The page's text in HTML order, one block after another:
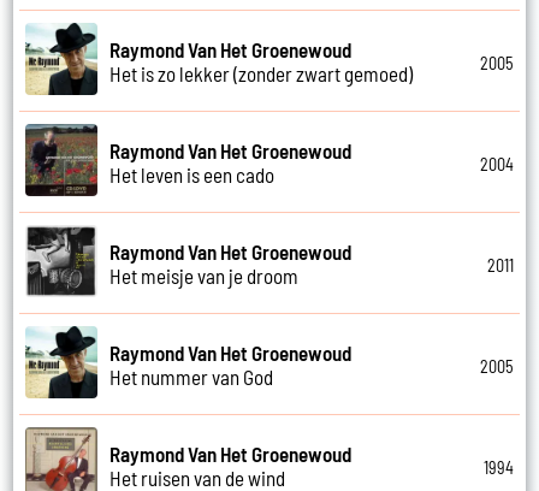
Raymond Van Het Groenewoud
Het is zo lekker (zonder zwart gemoed)
2005
Raymond Van Het Groenewoud
Het leven is een cado
2004
Raymond Van Het Groenewoud
Het meisje van je droom
2011
Raymond Van Het Groenewoud
Het nummer van God
2005
Raymond Van Het Groenewoud
Het ruisen van de wind
1994